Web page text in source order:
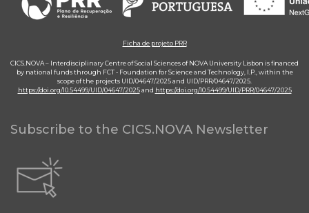
Ficha de projeto PRR
CICS.NOVA – Interdisciplinary Centre of Social Sciences of NOVA University Lisbon is financed
by national funds through FCT - Foundation for Science and Technology, I.P., within the
scope of the projects UID/04647/2025 and UID/PRR/04647/2025.
https://doi.org/10.54499/UID/04647/2025and https://doi.org/10.54499/UID/PRR/04647/2025
Subscribe to the CICS.NOVA Newsletter